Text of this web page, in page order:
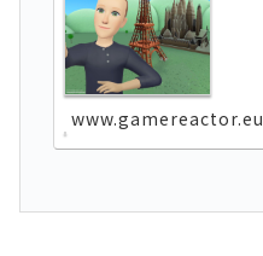
www.gamereactor.eu